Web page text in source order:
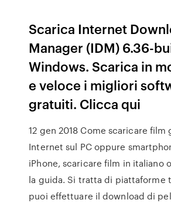
Scarica Internet
Manager (IDM) 6.36-
Windows. Scarica in
e veloce i migliori
gratuiti. Clicca qui
12 gen 2018 Come scaricare film
Internet sul PC oppure
iPhone, scaricare film in italiano
la guida. Si tratta di piattaforme
puoi effettuare il download di